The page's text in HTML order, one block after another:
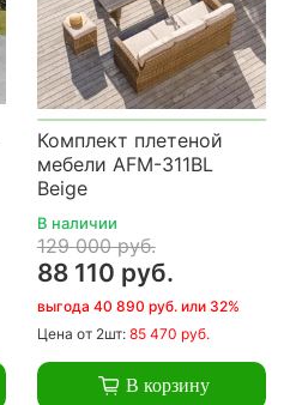
Комплект плетеной
мебели AFM-311BL
Beige
В наличии
129 000 руб.
88 110 руб.
выгода 40 890 руб. или 32%
Цена от 2шт: 85 470 руб.
В корзину